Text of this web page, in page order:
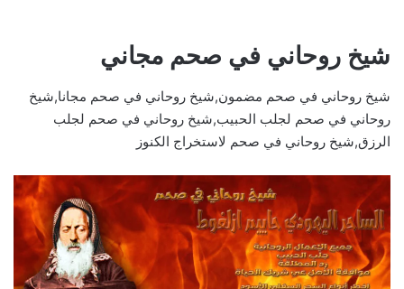
شيخ روحاني في صحم مجاني
شيخ روحاني في صحم مضمون,شيخ روحاني في صحم مجانا,شيخ
روحاني في صحم لجلب الحبيب,شيخ روحاني في صحم لجلب
الرزق,شيخ روحاني في صحم لاستخراج الكنوز